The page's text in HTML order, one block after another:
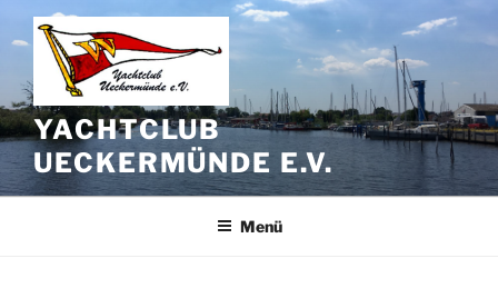
Zum
Inhalt
springen
YACHTCLUB
UECKERMÜNDE E.V.
Menü